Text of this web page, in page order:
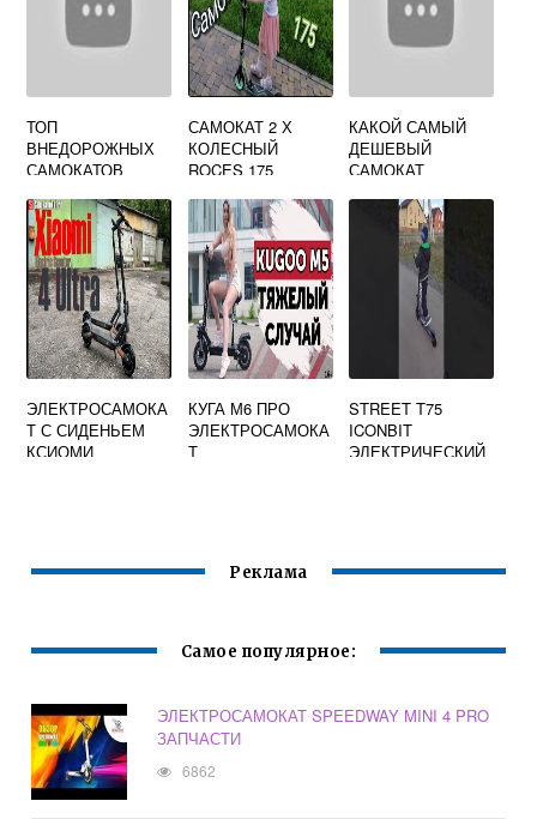
ТОП
ВНЕДОРОЖНЫХ
САМОКАТОВ
САМОКАТ 2 Х
КОЛЕСНЫЙ
ROCES 175
КАКОЙ САМЫЙ
ДЕШЕВЫЙ
САМОКАТ
ЭЛЕКТРОСАМОКА
Т С СИДЕНЬЕМ
КСИОМИ
КУГА М6 ПРО
ЭЛЕКТРОСАМОКА
Т
STREET T75
ICONBIT
ЭЛЕКТРИЧЕСКИЙ
Реклама
Самое популярное:
ЭЛЕКТРОСАМОКАТ SPEEDWAY MINI 4 PRO
ЗАПЧАСТИ
6862